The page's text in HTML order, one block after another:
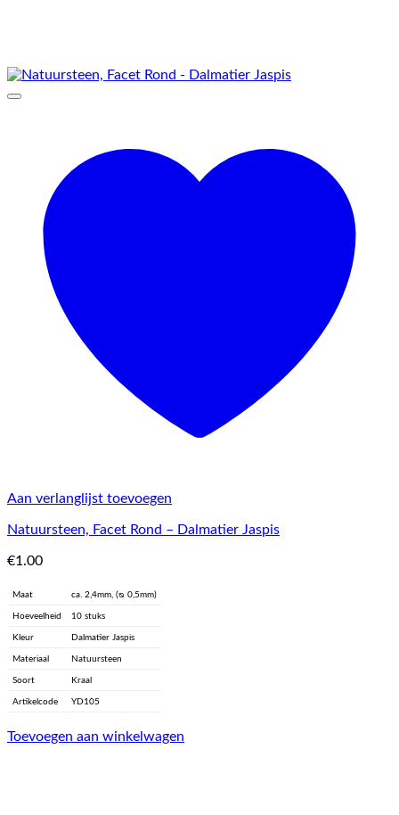
Aan verlanglijst toevoegen
Natuursteen, Facet Rond – Dalmatier Jaspis
€1.00
Maat ca. 2,4mm, (ᴓ 0,5mm)
Hoeveelheid 10 stuks
Kleur Dalmatier Jaspis
Materiaal Natuursteen
Soort Kraal
Artikelcode YD105
Toevoegen aan winkelwagen